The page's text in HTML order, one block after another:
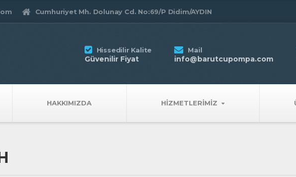
Cumhuriyet Mh. Dolunay Cd. No:69/P Didim/AYDIN
HAKKIMIZDA HIZMETLERIMIZ
Hissedilir Kalite
Güvenilir Fiyat
Mail
info@barutcupompa.com